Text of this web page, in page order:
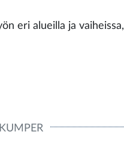
eri alueilla ja vaiheissa,
KUMPER